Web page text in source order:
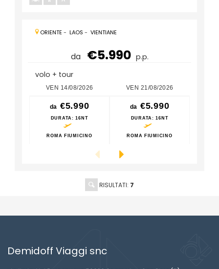
ORIENTE - LAOS - VIENTIANE
da €5.990 p.p.
volo + tour
VEN 14/08/2026
da €5.990
DURATA: 16NT
ROMA FIUMICINO
VEN 21/08/2026
da €5.990
DURATA: 16NT
ROMA FIUMICINO
RISULTATI: 7
Demidoff Viaggi snc